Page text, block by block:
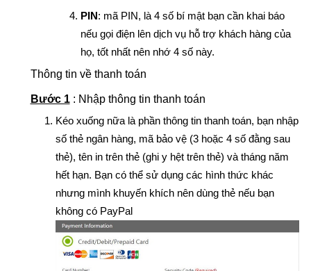
PIN: mã PIN, là 4 số bí mật bạn cần khai báo
nếu gọi điện lên dịch vụ hỗ trợ khách hàng của
họ, tốt nhất nên nhớ 4 số này.
Thông tin về thanh toán
Bước 1: Nhập thông tin thanh toán
Kéo xuống nữa là phần thông tin thanh toán, bạn nhập
số thẻ ngân hàng, mã bảo vệ (3 hoặc 4 số đằng sau
thẻ), tên in trên thẻ (ghi y hệt trên thẻ) và tháng năm
hết hạn. Bạn có thể sử dụng các hình thức khác
nhưng mình khuyến khích nên dùng thẻ nếu bạn
không có PayPal